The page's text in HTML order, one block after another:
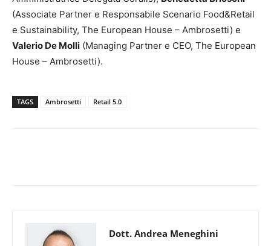
(Associate Partner e Responsabile Scenario Food&Retail
e Sustainability, The European House – Ambrosetti) e
Valerio De Molli (Managing Partner e CEO, The European
House – Ambrosetti).
TAGS Ambrosetti Retail 5.0
Dott. Andrea Meneghini